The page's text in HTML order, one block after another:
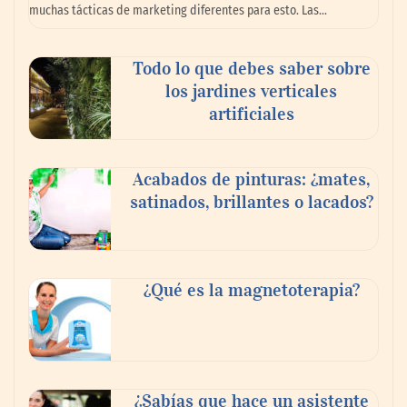
Madrid
Danfoss adelanta cinco años su objetivo
climático y reduce sus emisiones en un 51
%
La banca debe modernizar sus sistemas
muchas tácticas de marketing diferentes para esto. Las…
Todo lo que debes saber sobre
los jardines verticales
artificiales
Acabados de pinturas: ¿mates,
satinados, brillantes o lacados?
¿Qué es la magnetoterapia?
¿Sabías que hace un asistente